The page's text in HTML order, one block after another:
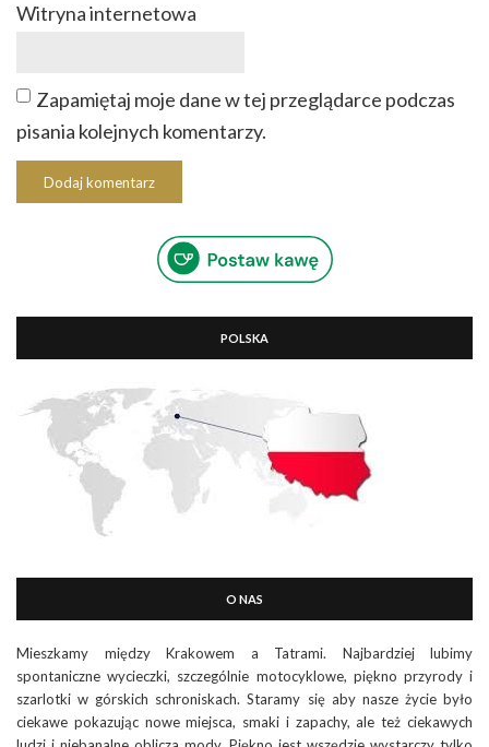
Witryna internetowa
Zapamiętaj moje dane w tej przeglądarce podczas
pisania kolejnych komentarzy.
POLSKA
O NAS
Mieszkamy między Krakowem a Tatrami. Najbardziej lubimy
spontaniczne wycieczki, szczególnie motocyklowe, piękno przyrody i
szarlotki w górskich schroniskach. Staramy się aby nasze życie było
ciekawe pokazując nowe miejsca, smaki i zapachy, ale też ciekawych